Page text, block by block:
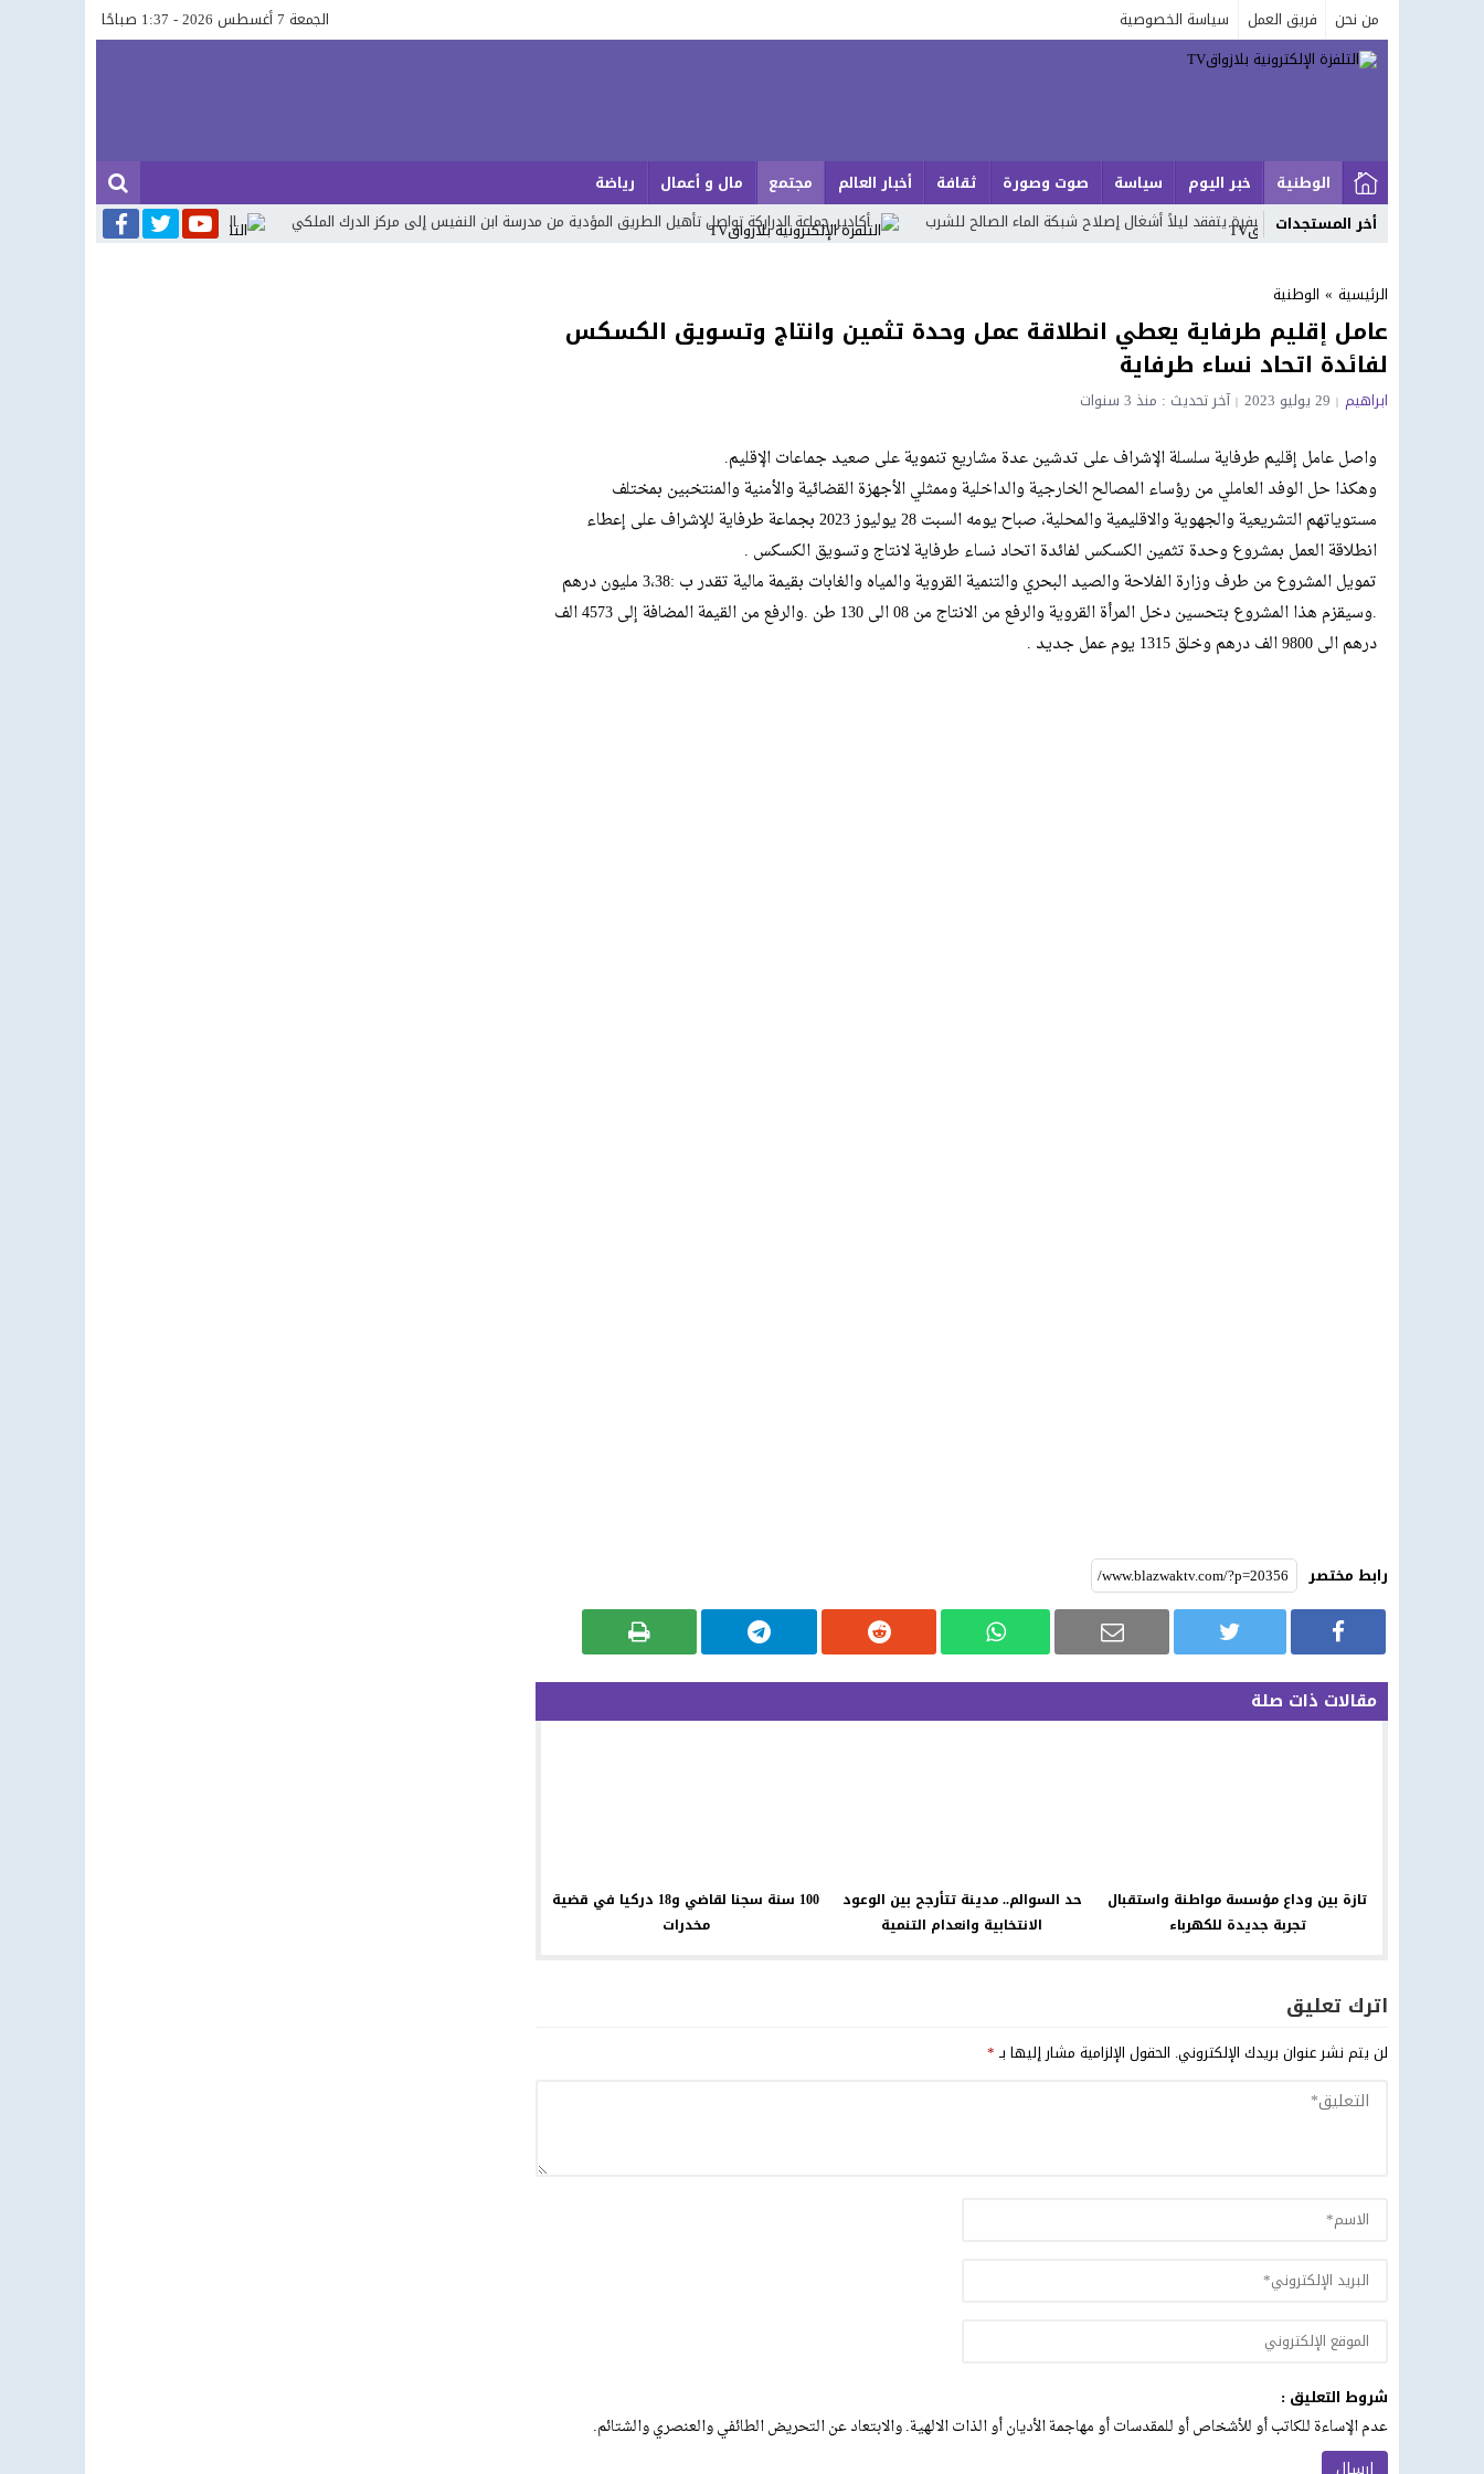
من نحن فريق العمل سياسة الخصوصية الجمعة 7 أغسطس 2026 - 1:37 صباحًا
الوطنية خبر اليوم سياسة صوت وصورة ثقافة أخبار العالم مجتمع مال و أعمال
رياضة
أخر المستجدات
مريرت.. عامل إقليم خنيفرة يتفقد ليلاً أشغال إصلاح شبكة الماء الصالح للشرب أكادير..جماعة الدراركة تواصل تأهيل الطريق المؤدية من مدرسة ابن النفيس إلى مركز الدرك الملكي الحسيمة.. شاب في العشرينات ينهي حياته شنقاً
الرئيسية » الوطنية
عامل إقليم طرفاية يعطي انطلاقة عمل وحدة تثمين وانتاج وتسويق الكسكس
لفائدة اتحاد نساء طرفاية
ابراهيم 29 يوليو 2023 آخر تحديث : منذ 3 سنوات
واصل عامل إقليم طرفاية سلسلة الإشراف على تدشين عدة مشاريع تنموية على صعيد جماعات الإقليم.
وهكذا حل الوفد العاملي من رؤساء المصالح الخارجية والداخلية وممثلي الأجهزة القضائية والأمنية والمنتخبين بمختلف
مستوياتهم التشريعية والجهوية والاقليمية والمحلية، صباح يومه السبت 28 يوليوز 2023 بجماعة طرفاية للإشراف على إعطاء
انطلاقة العمل بمشروع وحدة تثمين الكسكس لفائدة اتحاد نساء طرفاية لانتاج وتسويق الكسكس .
تمويل المشروع من طرف وزارة الفلاحة والصيد البحري والتنمية القروية والمياه والغابات بقيمة مالية تقدر ب :3،38 مليون درهم
.وسيقزم هذا المشروع بتحسين دخل المرأة القروية والرفع من الانتاج من 08 الى 130 طن .والرفع من القيمة المضافة إلى 4573 الف
درهم الى 9800 الف درهم وخلق 1315 يوم عمل جديد .
رابط مختصر
مقالات ذات صلة
تازة بين وداع مؤسسة مواطنة واستقبال
تجربة جديدة للكهرباء
حد السوالم.. مدينة تتأرجح بين الوعود
الانتخابية وانعدام التنمية
100 سنة سجنا لقاضي و18 دركيا في قضية
مخدرات
اترك تعليق
لن يتم نشر عنوان بريدك الإلكتروني. الحقول الإلزامية مشار إليها بـ*
شروط التعليق :
عدم الإساءة للكاتب أو للأشخاص أو للمقدسات أو مهاجمة الأديان أو الذات الالهية. والابتعاد عن التحريض الطائفي والعنصري والشتائم.